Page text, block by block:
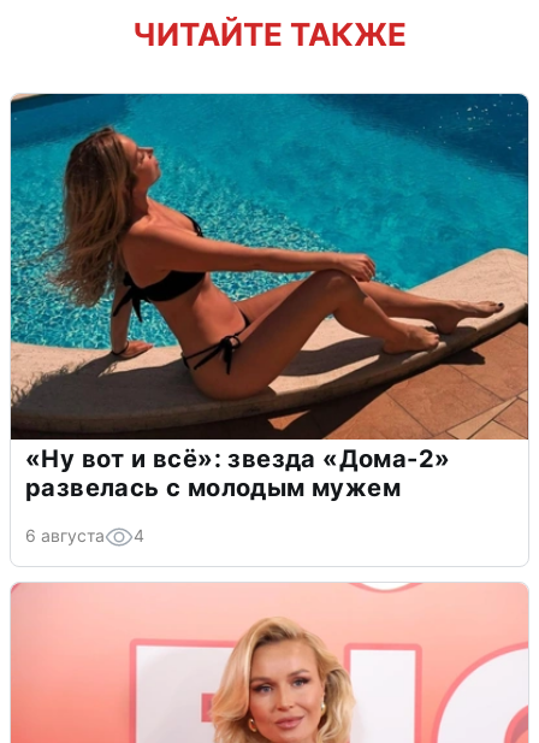
ЧИТАЙТЕ ТАКЖЕ
«Ну вот и всё»: звезда «Дома-2»
развелась с молодым мужем
6 августа 4